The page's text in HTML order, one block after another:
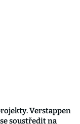
Verstappen
soustředit na